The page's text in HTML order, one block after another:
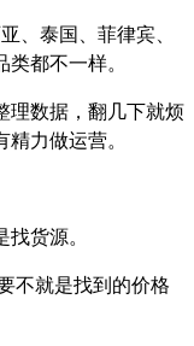
、泰国、菲律宾、
都不一样。
理数据，翻几下就烦
力做运营。
货源。
不就是找到的价格